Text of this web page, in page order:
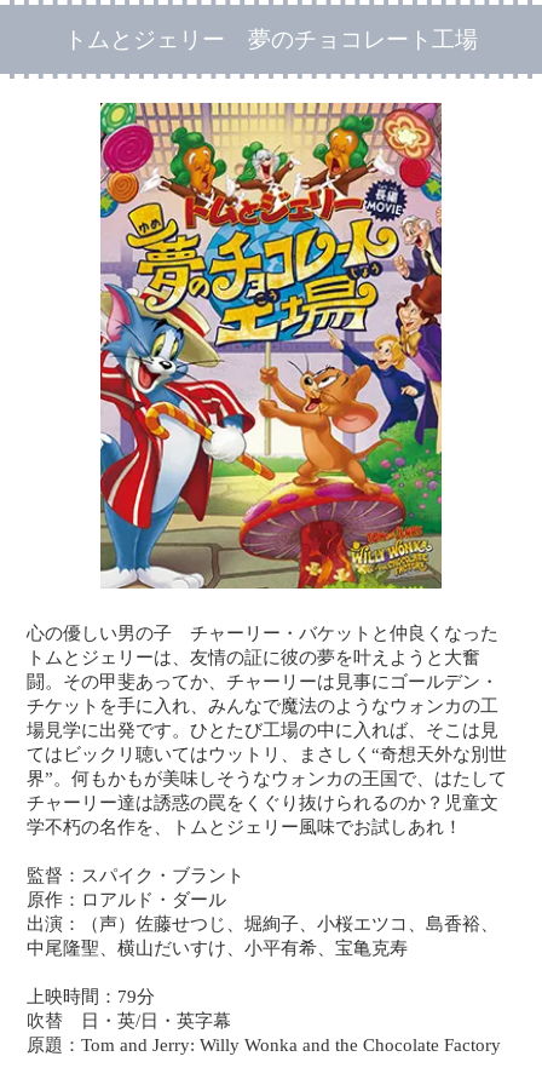
トムとジェリー 夢のチョコレート工場
心の優しい男の子 チャーリー・バケットと仲良くなった
トムとジェリーは、友情の証に彼の夢を叶えようと大奮
闘。その甲斐あってか、チャーリーは見事にゴールデン・
チケットを手に入れ、みんなで魔法のようなウォンカの工
場見学に出発です。ひとたび工場の中に入れば、そこは見
てはビックリ聴いてはウットリ、まさしく“奇想天外な別世
界”。何もかもが美味しそうなウォンカの王国で、はたして
チャーリー達は誘惑の罠をくぐり抜けられるのか？児童文
学不朽の名作を、トムとジェリー風味でお試しあれ！
監督：スパイク・ブラント
原作：ロアルド・ダール
出演：（声）佐藤せつじ、堀絢子、小桜エツコ、島香裕、
中尾隆聖、横山だいすけ、小平有希、宝亀克寿
上映時間：79分
吹替 日・英/日・英字幕
原題：Tom and Jerry: Willy Wonka and the Chocolate Factory